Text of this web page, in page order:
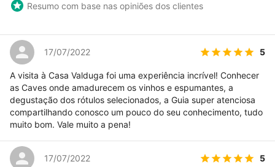
Resumo com base nas opiniões dos clientes
17/07/2022 5
A visita à Casa Valduga foi uma experiência incrível! Conhecer
as Caves onde amadurecem os vinhos e espumantes, a
degustação dos rótulos selecionados, a Guia super atenciosa
compartilhando conosco um pouco do seu conhecimento, tudo
muito bom. Vale muito a pena!
17/07/2022 5